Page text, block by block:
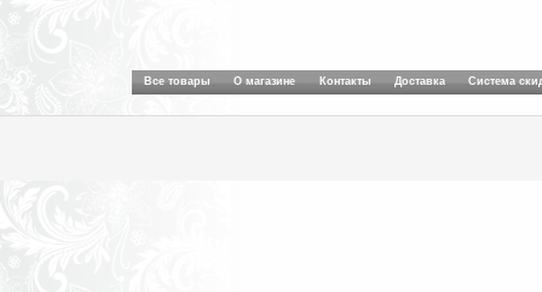
Все товары О магазине Контакты Доставка Система